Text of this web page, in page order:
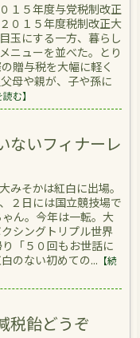
１５年度与党税制改正
０１５年度税制改正大
玉にする一方、暮らし
ニューを並べた。とり
贈与税を大幅に軽く
母や親が、子や孫に
む】
ないフィナーレ
みそかは紅白に出場。
２日には国立競技場で
ん。今年は一転。大
シングトリプル世界
「５０回もお世話に
のない初めての... 【続
税飴どうぞ